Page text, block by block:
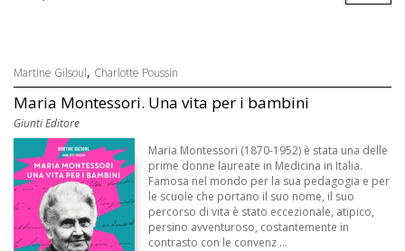
Martine Gilsoul, Charlotte Poussin
Maria Montessori. Una vita per i bambini
Giunti Editore
Maria Montessori (1870-1952) è stata una delle
prime donne laureate in Medicina in Italia.
Famosa nel mondo per la sua pedagogia e per
le scuole che portano il suo nome, il suo
percorso di vita è stato eccezionale, atipico,
persino avventuroso, costantemente in
contrasto con le convenz ...